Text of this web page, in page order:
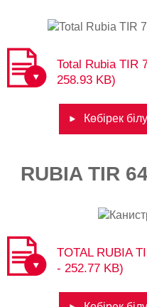
Total Rubia TIR
258.93 KB)
Көбірек білу
RUBIA TIR
TOTAL RUBIA
- 252.77 KB)